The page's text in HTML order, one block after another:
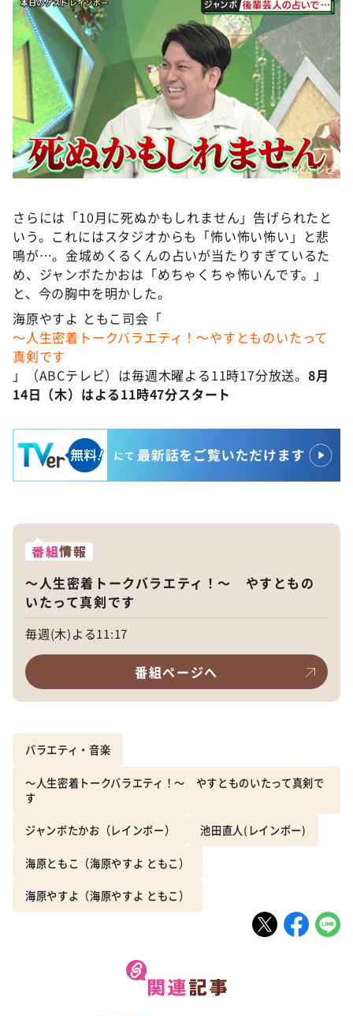
©️ABCテレビ
さらには「10月に死ぬかもしれません」告げられたと
いう。これにはスタジオからも「怖い怖い怖い」と悲
鳴が…。金城めくるくんの占いが当たりすぎているた
め、ジャンボたかおは「めちゃくちゃ怖いんです。」
と、今の胸中を明かした。
海原やすよ ともこ司会「
～人生密着トークバラエティ！～やすとものいたって
真剣です
」（ABCテレビ）は毎週木曜よる11時17分放送。 8月
14日（木）はよる11時47分スタート
番組情報
～人生密着トークバラエティ！～ やすともの
いたって真剣です
毎週(木)よる11:17
番組ページへ
バラエティ・音楽
～人生密着トークバラエティ！～ やすとものいたって真剣で
す
ジャンボたかお（レインボー） 池田直人(レインボー)
海原ともこ（海原やすよ ともこ）
海原やすよ（海原やすよ ともこ）